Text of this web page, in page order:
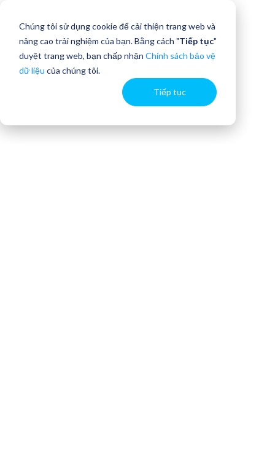
Chúng tôi sử dụng cookie để cải thiện trang web và
nâng cao trải nghiệm của bạn. Bằng cách "Tiếp tục"
duyệt trang web, bạn chấp nhận Chính sách bảo vệ
dữ liệu của chúng tôi.
Tiếp tục